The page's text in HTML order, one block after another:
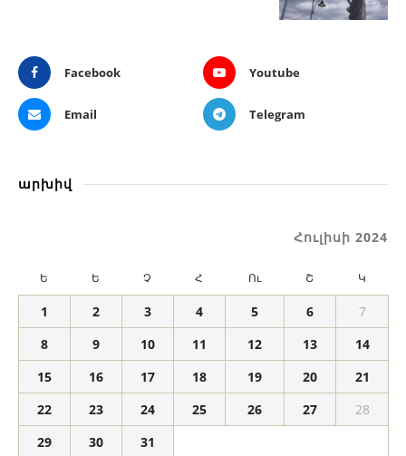
Facebook Youtube
Email Telegram
արխիվ
Հուլիսի 2024
Ե Ե Չ Հ Ու Շ Կ
1 2 3 4 5 6
7
8
9 10 11 12 13
14
15
16 17 18 19 20
21
22
23 24 25 26 27
28
29
30 31